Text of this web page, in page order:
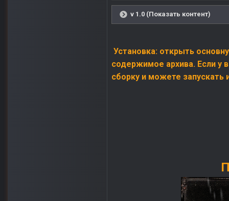
v 1.0 (Показать контент)
Установка: открыть
содержимое архива. Если у
сборку и можете запускать